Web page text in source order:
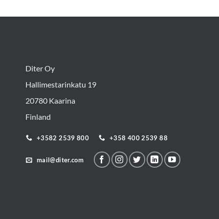
Diter Oy
Hallimestarinkatu 19
20780 Kaarina
Finland
+3582 2539 800 +358 400 2539 88
mail@diter.com